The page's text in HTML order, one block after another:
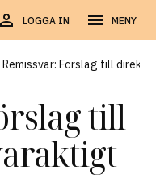
LOGGA IN MENY
Remissvar: Förslag till
till